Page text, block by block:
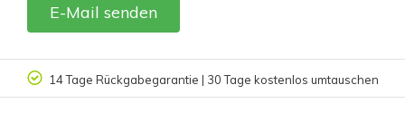
E-Mail senden
14 Tage Rückgabegarantie | 30 Tage kostenlos umtauschen